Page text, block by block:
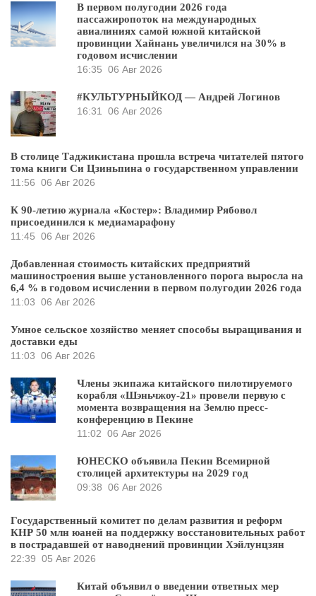
В первом полугодии 2026 года
пассажиропоток на международных
авиалиниях самой южной китайской
провинции Хайнань увеличился на 30% в
годовом исчислении
16:35 06 Авг 2026
#КУЛЬТУРНЫЙКОД — Андрей Логинов
16:31
06 Авг 2026
В столице Таджикистана прошла встреча читателей пятого
тома книги Си Цзиньпина о государственном управлении
11:56 06 Авг 2026
К 90-летию журнала «Костер»: Владимир Рябовол
присоединился к медиамарафону
11:45 06 Авг 2026
Добавленная стоимость китайских предприятий
машиностроения выше установленного порога выросла на
6,4 % в годовом исчислении в первом полугодии 2026 года
11:03 06 Авг 2026
Умное сельское хозяйство меняет способы выращивания и
доставки еды
11:03 06 Авг 2026
Члены экипажа китайского пилотируемого
корабля «Шэньчжоу-21» провели первую с
момента возвращения на Землю пресс-
конференцию в Пекине
11:02 06 Авг 2026
ЮНЕСКО объявила Пекин Всемирной
столицей архитектуры на 2029 год
09:38 06 Авг 2026
Государственный комитет по делам развития и реформ
КНР 50 млн юаней на поддержку восстановительных работ
в пострадавшей от наводнений провинции Хэйлунцзян
22:39 05 Авг 2026
Китай объявил о введении ответных мер